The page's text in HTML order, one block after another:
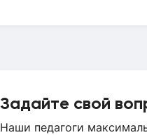
Задайте свой
Наши педагоги